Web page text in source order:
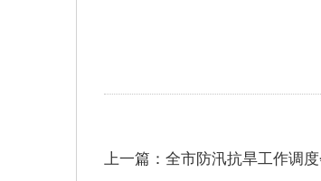
上一篇：全市防汛抗旱工作调